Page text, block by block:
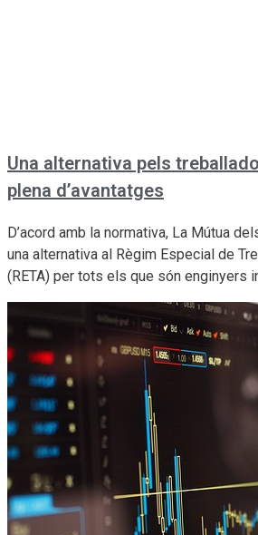
Una alternativa pels
plena d’avantatges
D’acord amb la normativa, La Mútua
una alternativa al Règim Especial de
(RETA) per tots els que són enginyers